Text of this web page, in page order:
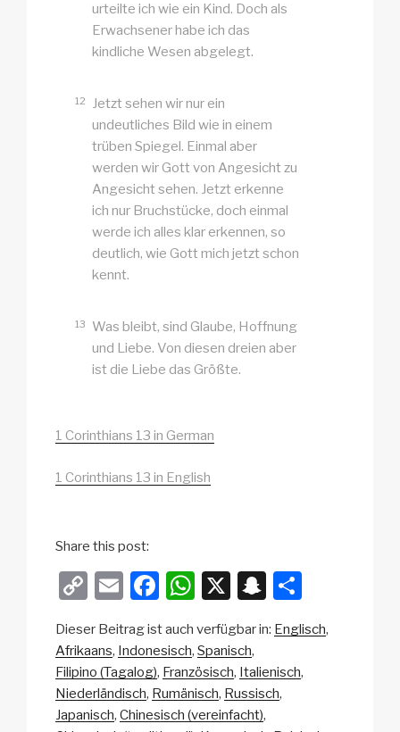
urteilte ich wie ein Kind. Doch als
Erwachsener habe ich das
kindliche Wesen abgelegt.
12
Jetzt sehen wir nur ein
undeutliches Bild wie in einem
trüben Spiegel. Einmal aber
werden wir Gott von Angesicht zu
Angesicht sehen. Jetzt erkenne
ich nur Bruchstücke, doch einmal
werde ich alles klar erkennen, so
deutlich, wie Gott mich jetzt schon
kennt.
13
Was bleibt, sind Glaube, Hoffnung
und Liebe. Von diesen dreien aber
ist die Liebe das Größte.
1 Corinthians 13 in German
1 Corinthians 13 in English
Share this post:
C
p
y
Li
E
ail
F
c
e
b
W
at
s
A
X
S
a
p
c
e
n
Dieser Beitrag ist auch verfügbar in: Englisch
Afrikaans
Indonesisch Spanisch
Filipino (Tagalog) Französisch
Italienisch
Niederländisch Rumänisch Russisch
Japanisch Chinesisch (vereinfacht)